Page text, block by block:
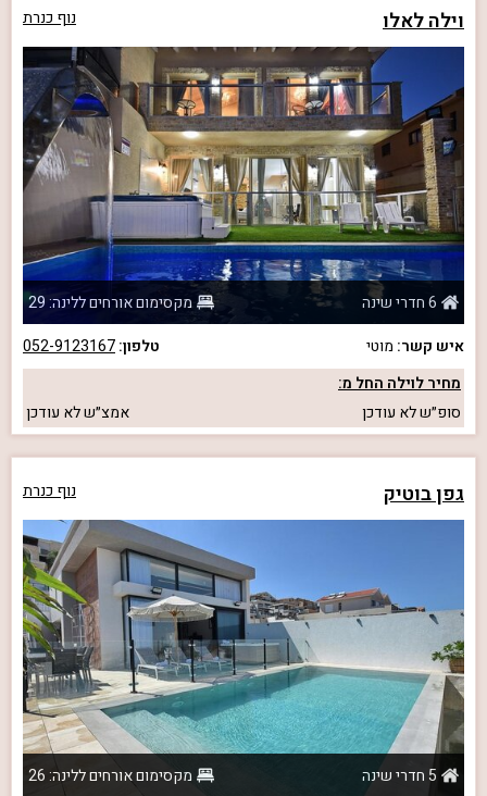
וילה לאלו נוף כנרת
6 חדרי שינה
מקסימום אורחים ללינה: 29
איש קשר: מוטי טלפון:052-9123167
מחיר לוילה החל מ:
סופ״שלא עודכן אמצ״שלא עודכן
גפן בוטיק נוף כנרת
5 חדרי שינה
מקסימום אורחים ללינה: 26